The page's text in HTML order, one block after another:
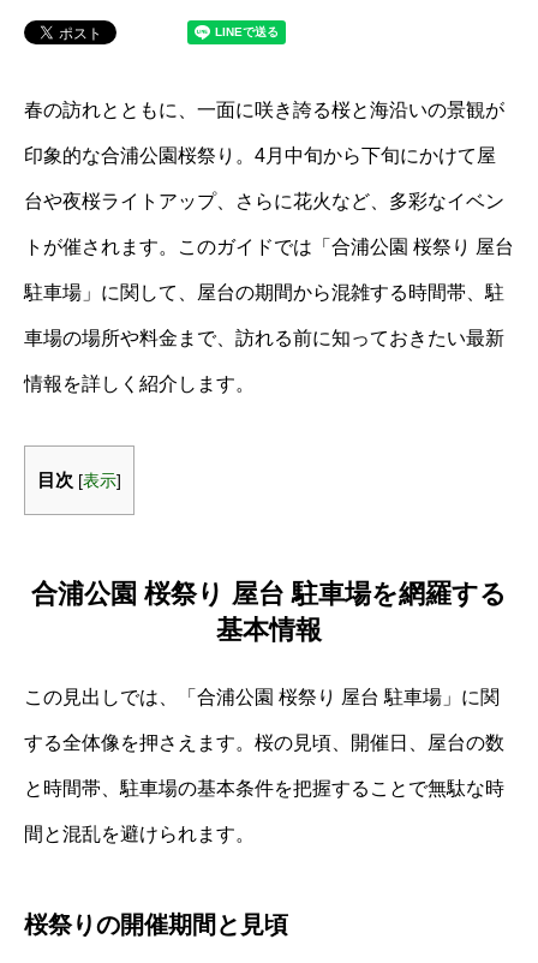
春の訪れとともに、一面に咲き誇る桜と海沿いの景観が
印象的な合浦公園桜祭り。4月中旬から下旬にかけて屋
台や夜桜ライトアップ、さらに花火など、多彩なイベン
トが催されます。このガイドでは「合浦公園 桜祭り 屋台
駐車場」に関して、屋台の期間から混雑する時間帯、駐
車場の場所や料金まで、訪れる前に知っておきたい最新
情報を詳しく紹介します。
目次 [表示]
合浦公園 桜祭り 屋台 駐車場を網羅する
基本情報
この見出しでは、「合浦公園 桜祭り 屋台 駐車場」に関
する全体像を押さえます。桜の見頃、開催日、屋台の数
と時間帯、駐車場の基本条件を把握することで無駄な時
間と混乱を避けられます。
桜祭りの開催期間と見頃